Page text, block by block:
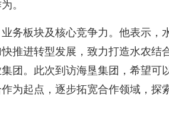
。
务板块及核心竞争力。他表示，
推进转型发展，致力打造水农结合
团。此次到访海垦集团，希望可
为起点，逐步拓宽合作领域，探